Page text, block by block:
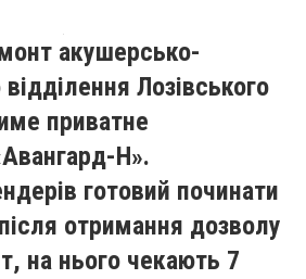
акушерсько-
відділення Лозівського
приватне
Н».
готовий починати
отримання дозволу
на нього чекають 7